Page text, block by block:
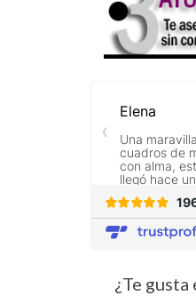
¿Te